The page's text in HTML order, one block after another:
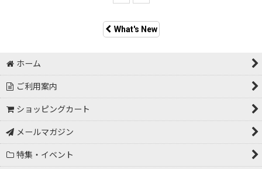
What's New
ホーム
ご利用案内
ショッピングカート
メールマガジン
特集・イベント